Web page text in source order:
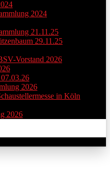
2024
21.11.25
29.11.25
Vorstand 2026
2026
in Köln
2026